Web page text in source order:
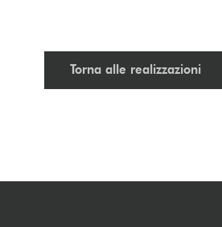
Torna alle realizzazioni